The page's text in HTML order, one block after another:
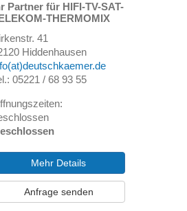
Partner für HIFI-TV-SAT-
THERMOMIX
41
Hiddenhausen
05221 / 68 93 55
Mehr Details
Anfrage senden